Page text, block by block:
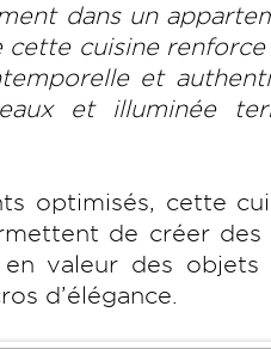
dans un
cette cuisine
et
et illuminée
optimisés, cette
de créer
valeur des objets
d’élégance.